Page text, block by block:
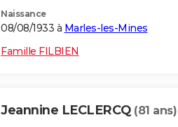
Naissance
08/08/1933 à Marles-les-Mines
Famille FILBIEN
Jeannine LECLERCQ (81 ans)